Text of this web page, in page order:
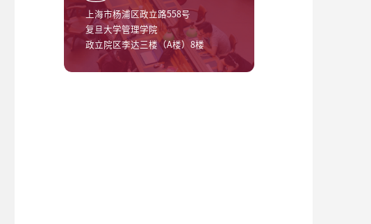
上海市杨浦区政立路558号
复旦大学管理学院
政立院区李达三楼（A楼）8楼